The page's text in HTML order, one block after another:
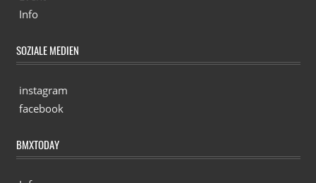
Info
SOZIALE MEDIEN
instagram
facebook
BMXTODAY